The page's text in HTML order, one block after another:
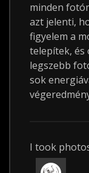
minden
azt jelenti,
figyelem a
telepítek, és
legszebb
sok
I took